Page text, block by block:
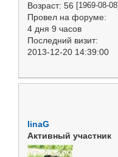
Возраст: 56 [1969-08-08]
Провел на форуме:
4 дня 9 часов
Последний визит:
2013-12-20 14:39:00
linaG
Активный участник